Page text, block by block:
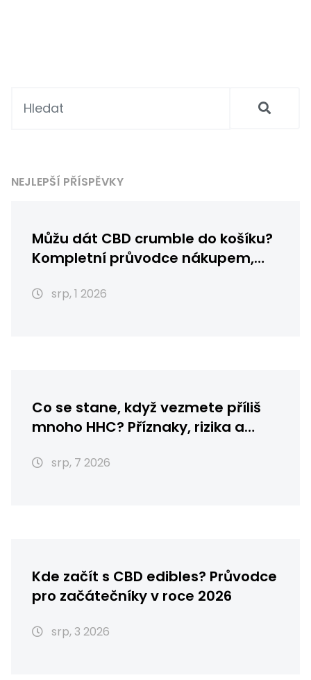
NEJLEPŠÍ PŘÍSPĚVKY
Můžu dát CBD crumble do košíku?
Kompletní průvodce nákupem,
srp, 1 2026
Co se stane, když vezmete příliš
mnoho HHC? Příznaky, rizika a
srp, 7 2026
Kde začít s CBD edibles? Průvodce
pro začátečníky v roce 2026
srp, 3 2026